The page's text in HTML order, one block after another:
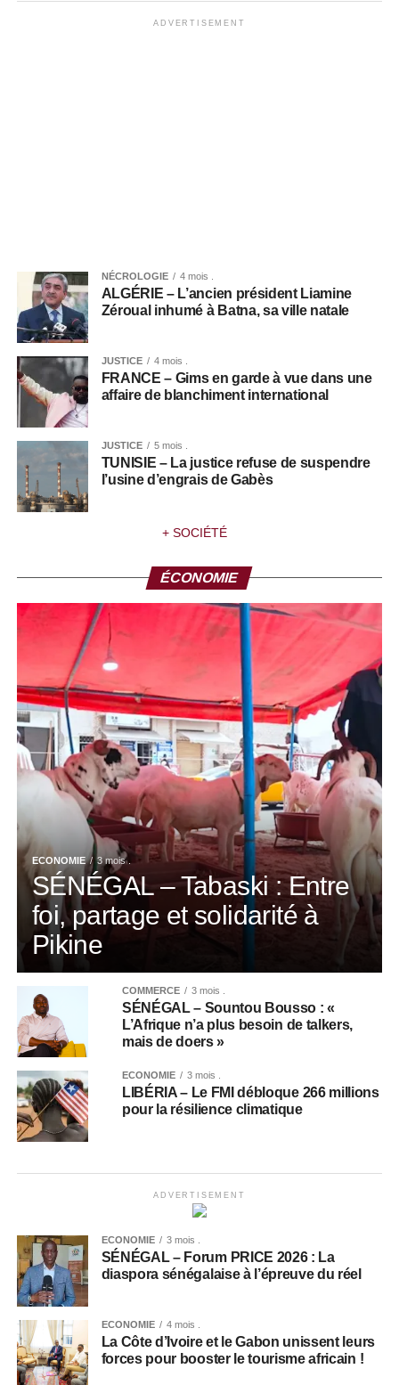
ADVERTISEMENT
NÉCROLOGIE 4 mois .
ALGÉRIE – L’ancien président Liamine
Zéroual inhumé à Batna, sa ville natale
JUSTICE 4 mois .
FRANCE – Gims en garde à vue dans une
affaire de blanchiment international
JUSTICE 5 mois .
TUNISIE – La justice refuse de suspendre
l’usine d’engrais de Gabès
+ SOCIÉTÉ
ÉCONOMIE
ECONOMIE 3 mois .
SÉNÉGAL – Tabaski : Entre
foi, partage et solidarité à
Pikine
COMMERCE 3 mois .
SÉNÉGAL – Sountou Bousso : «
L’Afrique n’a plus besoin de talkers,
mais de doers »
ECONOMIE 3 mois .
LIBÉRIA – Le FMI débloque 266 millions
pour la résilience climatique
ADVERTISEMENT
ECONOMIE 3 mois .
SÉNÉGAL – Forum PRICE 2026 : La
diaspora sénégalaise à l’épreuve du réel
ECONOMIE 4 mois .
La Côte d’Ivoire et le Gabon unissent leurs
forces pour booster le tourisme africain !